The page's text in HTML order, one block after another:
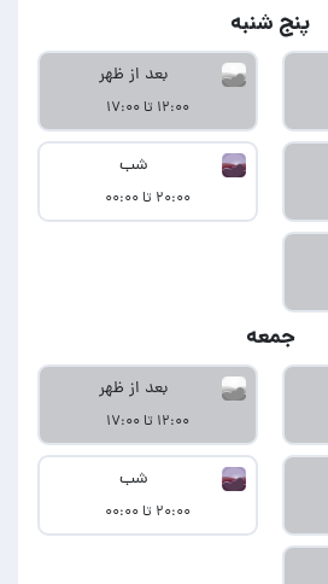
پنج شنبه
بعد از ظهر
۱۲:۰۰ تا ۱۷:۰۰
شب
۲۰:۰۰ تا ۰۰:۰۰
جمعه
بعد از ظهر
۱۲:۰۰ تا ۱۷:۰۰
شب
۲۰:۰۰ تا ۰۰:۰۰